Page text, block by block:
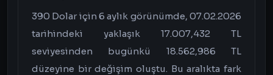
390 Dolar için 6 aylık görünümde, 07.02.2026
tarihindeki yaklaşık 17.007,432 TL
seviyesinden bugünkü 18.562,986 TL
düzeyine bir değişim oluştu. Bu aralıkta fark